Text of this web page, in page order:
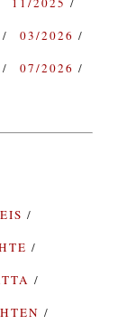
03/2026
07/2026